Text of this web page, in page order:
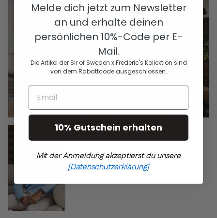
Leichter Pullover in Hellblau
€124,90
Melde dich jetzt zum Newsletter
an und erhalte deinen
persönlichen 10%-Code per E-
Mail.
Die Artikel der Sir of Sweden x Frederic's Kollektion sind
von dem Rabattcode ausgeschlossen.
EMAIL
10% Gutschein erhalten
Mit der Anmeldung akzeptierst du unsere
[Datenschutzerklärung]